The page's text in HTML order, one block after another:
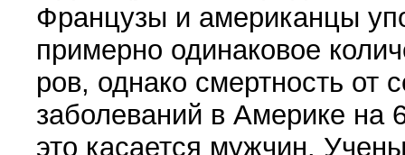
Французы и аме­риканцы
примерно одинаковое
ров, однако смертность от
заболеваний в Америке
это касается муж­чин.